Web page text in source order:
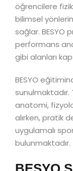
öğrencilere
bilimsel
sağlar. BESYO
performans
gibi alanları
BESYO
sunulmaktadır.
anatomi,
alırken, pratik
uygulamalı
bulunmaktadır.